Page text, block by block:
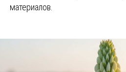
материалов.